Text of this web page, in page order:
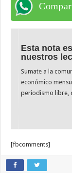
Esta nota
nuestros
Sumate a la
económico
periodismo libre,
[fbcomments]